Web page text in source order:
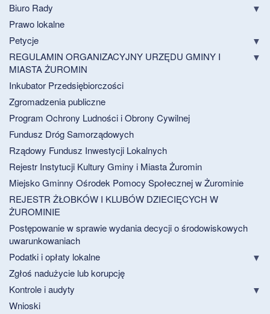
Biuro Rady
Prawo lokalne
Petycje
REGULAMIN ORGANIZACYJNY URZĘDU GMINY I
MIASTA ŻUROMIN
Inkubator Przedsiębiorczości
Zgromadzenia publiczne
Program Ochrony Ludności i Obrony Cywilnej
Fundusz Dróg Samorządowych
Rządowy Fundusz Inwestycji Lokalnych
Rejestr Instytucji Kultury Gminy i Miasta Żuromin
Miejsko Gminny Ośrodek Pomocy Społecznej w Żurominie
REJESTR ŻŁOBKÓW I KLUBÓW DZIECIĘCYCH W
ŻUROMINIE
Postępowanie w sprawie wydania decycji o środowiskowych
uwarunkowaniach
Podatki i opłaty lokalne
Zgłoś nadużycie lub korupcję
Kontrole i audyty
Wnioski